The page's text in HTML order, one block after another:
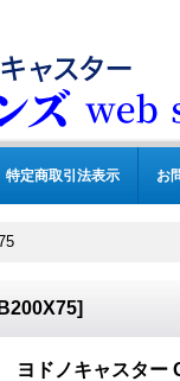
特定商取引法表示 お
]
ヨドノキャスター